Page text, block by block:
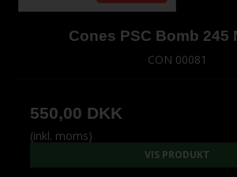
Cones PSC Bomb 245
CON 00081
550,00 DKK
(inkl. moms)
VIS PRODUKT